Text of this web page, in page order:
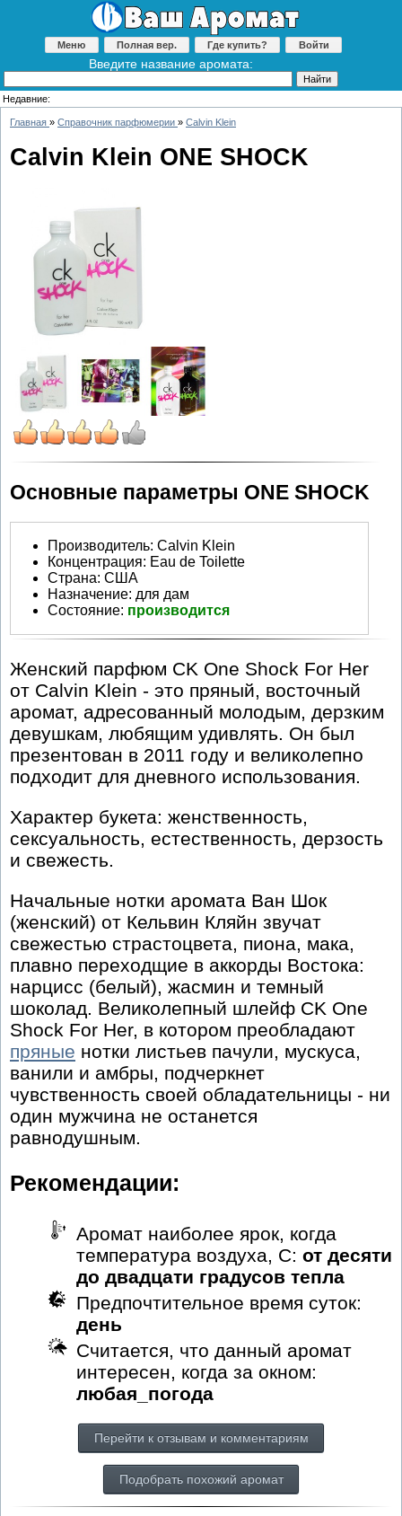
Меню Полная вер. Где купить? Войти
Введите название аромата:
Недавние:
Главная » Справочник парфюмерии » Calvin Klein
Calvin Klein ONE SHOCK
Основные параметры ONE SHOCK
Производитель: Calvin Klein
Концентрация: Eau de Toilette
Страна: США
Назначение: для дам
Состояние: производится
Женский парфюм CK One Shock For Her
от Calvin Klein - это пряный, восточный
аромат, адресованный молодым, дерзким
девушкам, любящим удивлять. Он был
презентован в 2011 году и великолепно
подходит для дневного использования.
Характер букета: женственность,
сексуальность, естественность, дерзость
и свежесть.
Начальные нотки аромата Ван Шок
(женский) от Кельвин Кляйн звучат
свежестью страстоцвета, пиона, мака,
плавно переходщие в аккорды Востока:
нарцисс (белый), жасмин и темный
шоколад. Великолепный шлейф CK One
Shock For Her, в котором преобладают
пряные нотки листьев пачули, мускуса,
ванили и амбры, подчеркнет
чувственность своей обладательницы - ни
один мужчина не останется
равнодушным.
Рекомендации:
Аромат наиболее ярок, когда
температура воздуха, С: от десяти
до двадцати градусов тепла
Предпочтительное время суток:
день
Считается, что данный аромат
интересен, когда за окном:
любая_погода
Перейти к отзывам и комментариям
Подобрать похожий аромат